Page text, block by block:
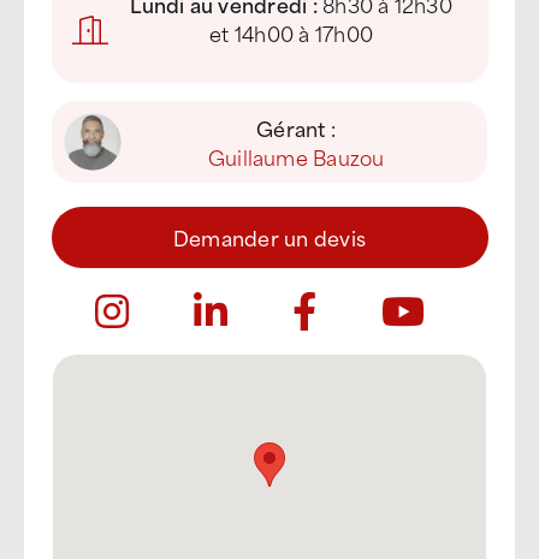
et 14h00 à 17h00
Gérant :
Guillaume Bauzou
Demander un devis